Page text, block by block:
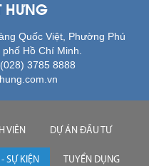
HƯNG
Quốc Việt, Phường Phú
Hồ Chí Minh.
(028) 3785 8888
VIÊN DỰ ÁN ĐẦU TƯ
SỰ KIỆN TUYỂN DỤNG